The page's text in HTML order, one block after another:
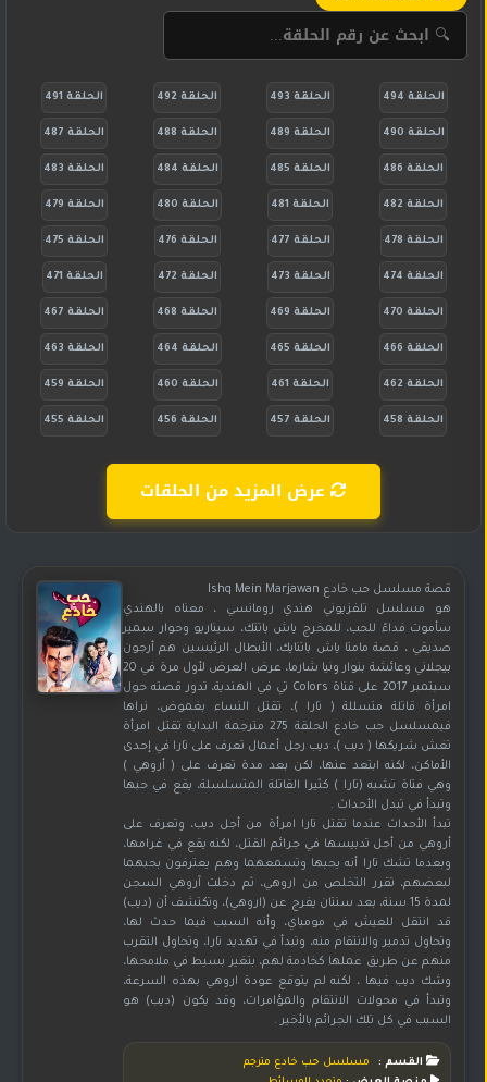
الحلقة 494 الحلقة 493 الحلقة 492 الحلقة 491
الحلقة 490 الحلقة 489 الحلقة 488 الحلقة 487
الحلقة 486 الحلقة 485 الحلقة 484 الحلقة 483
الحلقة 482 الحلقة 481 الحلقة 480 الحلقة 479
الحلقة 478 الحلقة 477 الحلقة 476 الحلقة 475
الحلقة 474 الحلقة 473 الحلقة 472 الحلقة 471
الحلقة 470 الحلقة 469 الحلقة 468 الحلقة 467
الحلقة 466 الحلقة 465 الحلقة 464 الحلقة 463
الحلقة 462 الحلقة 461 الحلقة 460 الحلقة 459
الحلقة 458 الحلقة 457 الحلقة 456 الحلقة 455
عرض المزيد من الحلقات
قصة مسلسل حب خادع Ishq Mein Marjawan
هو مسلسل تلفزيوني هندي رومانسي ، معناه بالهندي
سأموت فداءً للحب، للمخرج ياش باتتك، سيناريو وحوار سمير
صديقي ، قصة مامتا ياش باتنايك، الأبطال الرئيسين هم أرجون
بيجلاني وعائشة بنوار ونيا شارما، عرض العرض لأول مرة في 20
سبتمبر 2017 على قناة Colors تي في الهندية، تدور قصته حول
امرأة قاتلة متسللة ( تارا )، تقتل النساء بغموض، نراها
فيمسلسل حب خادع الحلقة 275 مترجمة البداية تقتل امرأة
تغش شريكها ( ديب )، ديب رجل أعمال تعرف على تارا في إحدى
الأماكن، لكنه ابتعد عنها، لكن بعد مدة تعرف على ( أروهي )
وهي فتاة تشبه (تارا ) كثيرا القاتلة المتسلسلة، يقع في حبها
وتبدأ في تبدل الأحداث .
تبدأ الأحداث عندما تقتل تارا امرأة من أجل ديب، وتعرف على
أروهي من أجل تدبيسها في جرائم القتل، لكنه يقع في غرامها،
وبعدما تشك تارا أنه يحبها وتسمعهما وهم يعترفون بحبهما
لبعضهم، تقرر التخلص من اروهي، ثم دخلت آروهي السجن
لمدة 15 سنة، بعد سنتان يفرج عن (اروهي)، وتكتشف أن (ديب)
قد انتقل للعيش في مومباي، وأنه السبب فيما حدث لها،
وتحاول تدمير والانتقام منه، وتبدأ في تهديد تارا، وتحاول التقرب
منهم عن طريق عملها كخادمة لهم، بتغير بسيط في ملامحها،
وشك ديب فيها ، لكنه لم يتوقع عودة اروهي بهذه السرعة،
وتبدأ في محولات الانتقام والمؤامرات، وقد يكون (ديب) هو
السبب في كل تلك الجرائم بالأخير .
القسم :
مسلسل حب خادع مترجم